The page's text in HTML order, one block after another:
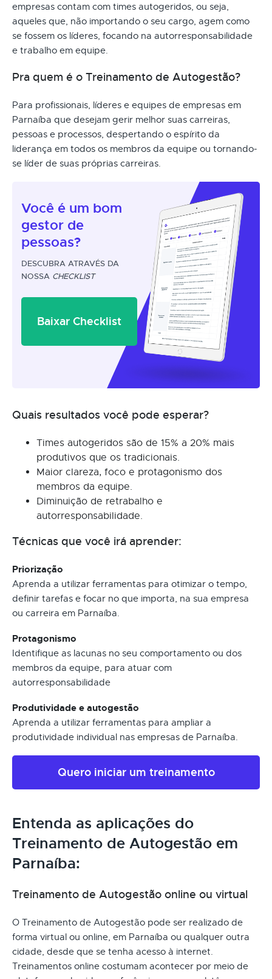
empresas contam com times autogeridos, ou seja,
aqueles que, não importando o seu cargo, agem como
se fossem os líderes, focando na autorresponsabilidade
e trabalho em equipe.
Pra quem é o Treinamento de Autogestão?
Para profissionais, líderes e equipes de empresas em
Parnaíba que desejam gerir melhor suas carreiras,
pessoas e processos, despertando o espírito da
liderança em todos os membros da equipe ou tornando-
se líder de suas próprias carreiras.
Você é um bom
gestor de
pessoas?
DESCUBRA ATRAVÉS DA
NOSSA CHECKLIST
Baixar Checklist
Quais resultados você pode esperar?
Times autogeridos são de 15% a 20% mais
produtivos que os tradicionais.
Maior clareza, foco e protagonismo dos
membros da equipe.
Diminuição de retrabalho e
autorresponsabilidade.
Técnicas que você irá aprender:
Priorização
Aprenda a utilizar ferramentas para otimizar o tempo,
definir tarefas e focar no que importa, na sua empresa
ou carreira em Parnaíba.
Protagonismo
Identifique as lacunas no seu comportamento ou dos
membros da equipe, para atuar com
autorresponsabilidade
Produtividade e autogestão
Aprenda a utilizar ferramentas para ampliar a
produtividade individual nas empresas de Parnaíba.
Quero iniciar um treinamento
Entenda as aplicações do
Treinamento de Autogestão em
Parnaíba:
Treinamento de Autogestão online ou virtual
O Treinamento de Autogestão pode ser realizado de
forma virtual ou online, em Parnaíba ou qualquer outra
cidade, desde que se tenha acesso à internet.
Treinamentos online costumam acontecer por meio de